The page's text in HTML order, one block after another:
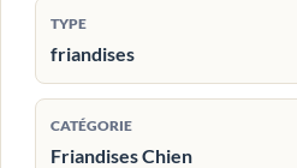
TYPE
friandises
CATÉGORIE
Friandises Chien